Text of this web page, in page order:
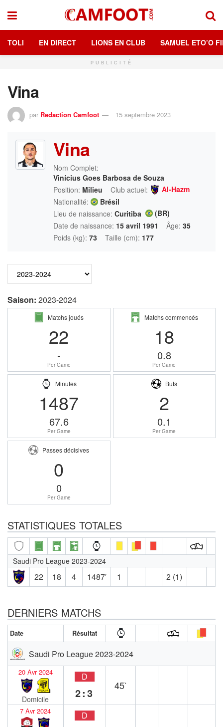
TOLI EN DIRECT LIONS EN CLUB SAMUEL ETO’O
PUBLICITÉ
Vina
par Redaction Camfoot 15 septembre 2023
Vina
Nom Complet:
Vinícius Goes Barbosa de Souza
Position: Milieu Club actuel:
Al-Hazm
Nationalité:
Brésil
Lieu de naissance: Curitiba
(BR)
Date de naissance: 15 avril 1991 Âge: 35
Poids (kg): 73 Taille (cm): 177
Saison: 2023-2024
Matchs joués
22
-
Per Game
Matchs commencés
18
0.8
Per Game
Minutes
1487
67.6
Per Game
Buts
2
0.1
Per Game
Passes décisives
0
0
Per Game
STATISTIQUES TOTALES
Saudi Pro League 2023-2024
22 18 4 1487′ 1 2 (1)
DERNIERS MATCHS
Date Résultat
Saudi Pro League 2023-2024
20 Avr 2024
Domicile
D
2:3
45`
7 Avr 2024 D